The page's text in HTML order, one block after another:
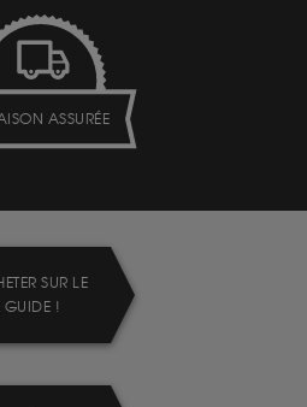
ASSURÉE
SUR LE
GUIDE !